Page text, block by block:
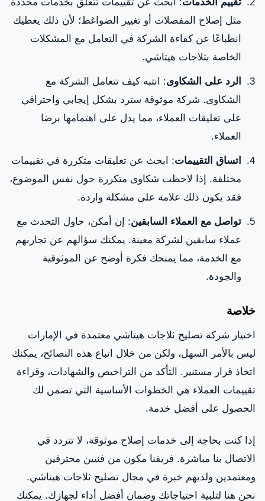
مثل إصلاح المفصلات أو تغيير الضواغط؛ لأن ذلك يعطيك
انطباعًا عن كفاءة الشركة في التعامل مع المشكلات
الخاصة بثلاجات هيتاشي.
الرد على الشكاوى: انتبه كيف تتعامل الشركة مع
الشكاوى. شركة موثوقة سترد بشكل إيجابي واحترافي
على تعليقات العملاء، مما يدل على اهتمامها برضا
العملاء.
اتساق التقييمات: ابحث عن تعليقات متكررة في تقييمات
مختلفة. إذا لاحظت شكاوى متكررة حول نفس الموضوع،
فقد يكون ذلك علامة على مشكلة واردة.
تواصل مع العملاء السابقين: إن أمكن، حاول التحدث مع
عملاء سابقين لشركة معينة. يمكنك سؤالهم عن تجاربهم
مع الخدمة، مما يمنحك فكرة أوضح عن الموثوقية
والجودة.
خلاصة
اختيار شركة تصليح ثلاجات هيتاشي معتمدة في الإمارات
ليس بالأمر السهل، ولكن من خلال اتباع هذه النصائح، يمكنك
اتخاذ قرار مستنير. التأكد من التراخيص والشهادات، وقراءة
تقييمات العملاء هي الخطوات الأساسية التي تضمن لك
الحصول على أفضل خدمة.
إذا كنت بحاجة إلى خدمات إصلاح موثوقة، لا تتردد في
الاتصال بنا مباشرة. فريقنا مكون من فنيين محترفين
ومعتمدين ولديهم خبرة في مجال تصليح ثلاجات هيتاشي.
نحن هنا لتلبية احتياجاتك وضمان أفضل أداء لجهازك. يمكنك